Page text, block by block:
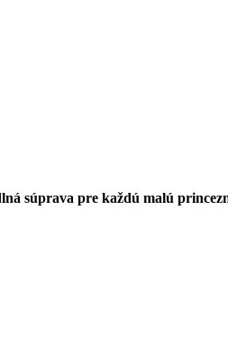
súprava pre každú malú